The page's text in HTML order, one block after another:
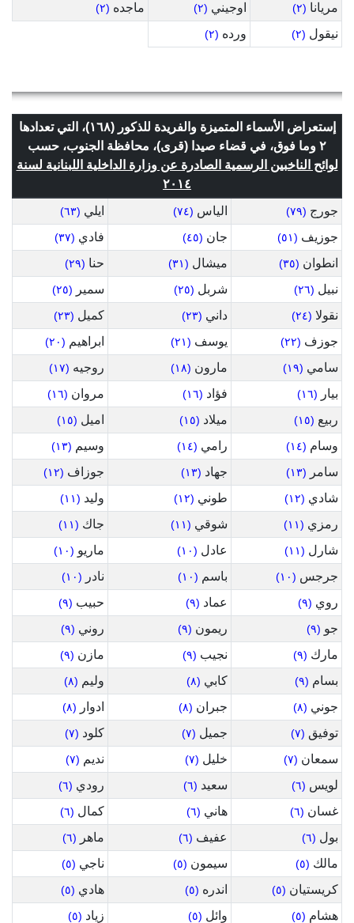
مريانا (٢) اوجيني (٢) ماجده (٢)
نيقول (٢) ورده (٢)
إستعراض الأسماء المتميزة والفريدة للذكور (١٦٨)، التي تعدادها
٢ وما فوق، في قضاء صيدا (قرى)، محافظة الجنوب، حسب
لوائح الناخبين الرسمية الصادرة عن وزارة الداخلية اللبنانية لسنة
٢٠١٤
جورج (٧٩) الياس (٧٤) ايلي (٦٣)
جوزيف (٥١) جان (٤٥) فادي (٣٧)
انطوان (٣٥) ميشال (٣١) حنا (٢٩)
نبيل (٢٦) شربل (٢٥) سمير (٢٥)
نقولا (٢٤) داني (٢٣) كميل (٢٣)
جوزف (٢٢) يوسف (٢١) ابراهيم (٢٠)
سامي (١٩) مارون (١٨) روجيه (١٧)
بيار (١٦) فؤاد (١٦) مروان (١٦)
ربيع (١٥) ميلاد (١٥) اميل (١٥)
وسام (١٤) رامي (١٤) وسيم (١٣)
سامر (١٣) جهاد (١٣) جوزاف (١٢)
شادي (١٢) طوني (١٢) وليد (١١)
رمزي (١١) شوقي (١١) جاك (١١)
شارل (١١) عادل (١٠) ماريو (١٠)
جرجس (١٠) باسم (١٠) نادر (١٠)
روي (٩) عماد (٩) حبيب (٩)
جو (٩) ريمون (٩) روني (٩)
مارك (٩) نجيب (٩) مازن (٩)
بسام (٩) كابي (٨) وليم (٨)
جوني (٨) جبران (٨) ادوار (٨)
توفيق (٧) جميل (٧) كلود (٧)
سمعان (٧) خليل (٧) نديم (٧)
لويس (٦) سعيد (٦) رودي (٦)
غسان (٦) هاني (٦) كمال (٦)
بول (٦) عفيف (٦) ماهر (٦)
مالك (٥) سيمون (٥) ناجي (٥)
كريستيان (٥) اندره (٥) هادي (٥)
هشام (٥) وائل (٥) زياد (٥)